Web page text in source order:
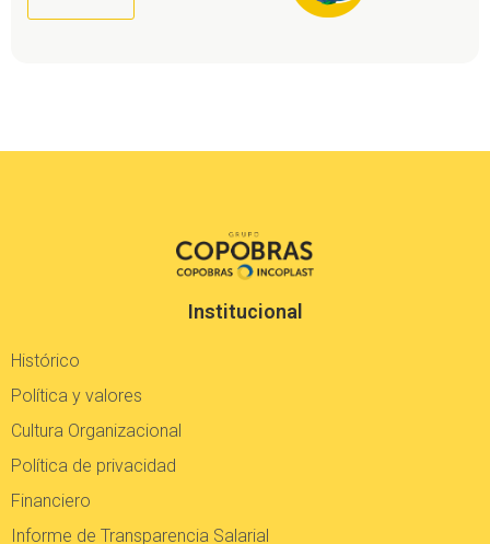
Institucional
Histórico
Política y valores
Cultura Organizacional
Política de privacidad
Financiero
Informe de Transparencia Salarial